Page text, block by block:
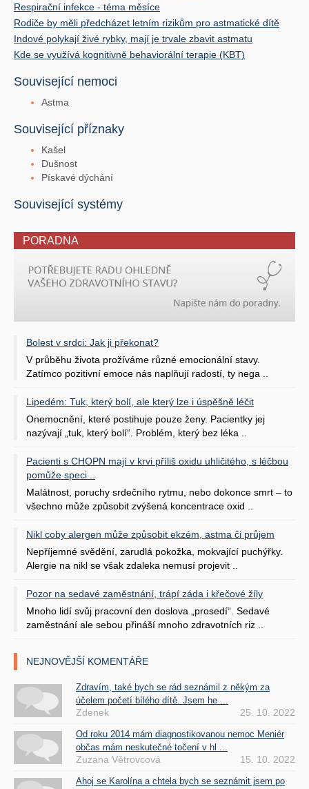
Respirační infekce - téma měsíce
Rodiče by měli předcházet letním rizikům pro astmatické dítě
Indové polykají živé rybky, mají je trvale zbavit astmatu
Kde se využívá kognitivně behaviorální terapie (KBT)
Související nemoci
Astma
Související příznaky
Kašel
Dušnost
Pískavé dýchání
Související systémy
PORADNA
Bolest v srdci: Jak ji překonat?
V průběhu života prožíváme různé emocionální stavy.
Zatímco pozitivní emoce nás naplňují radostí, ty nega ..
Lipedém: Tuk, který bolí, ale který lze i úspěšně léčit
Onemocnění, které postihuje pouze ženy. Pacientky jej
nazývají „tuk, který bolí“. Problém, který bez léka ..
Pacienti s CHOPN mají v krvi příliš oxidu uhličitého, s léčbou
pomůže speci ..
Malátnost, poruchy srdečního rytmu, nebo dokonce smrt – to
všechno může způsobit zvýšená koncentrace oxid ..
Nikl coby alergen může způsobit ekzém, astma či průjem
Nepříjemné svědění, zarudlá pokožka, mokvající puchýřky.
Alergie na nikl se však zdaleka nemusí projevit ..
Pozor na sedavé zaměstnání, trápí záda i křečové žíly
Mnoho lidí svůj pracovní den doslova „prosedí“. Sedavé
zaměstnání ale sebou přináší mnoho zdravotních riz ..
NEJNOVĚJŠÍ KOMENTÁŘE
Zdravím, také bych se rád seznámil z někým za
účelem početí bílého dítě. Jsem he ...
Zdenek 25. 10. 2022
Od roku 2014 mám diagnostikovanou nemoc Meniér
občas mám neskutečné točení v hl ...
Zuzana Větrovcová 15. 10. 2022
Ahoj se Karolína a chtela bych se seznámit jsem po